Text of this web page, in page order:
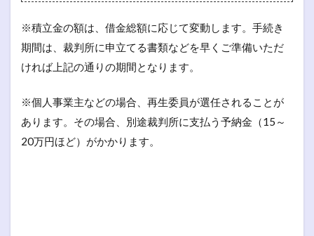
※積立金の額は、借金総額に応じて変動します。手続き
期間は、裁判所に申立てる書類などを早くご準備いただ
ければ上記の通りの期間となります。
※個人事業主などの場合、再生委員が選任されることが
あります。その場合、別途裁判所に支払う予納金（15～
20万円ほど）がかかります。